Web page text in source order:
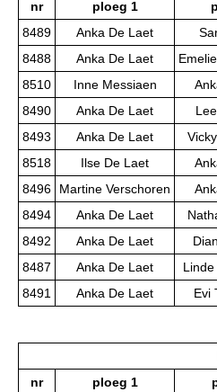
nr
ploeg 1
8489
Anka De Laet
8488
Anka De Laet
8510
Inne Messiaen
8490
Anka De Laet
8493
Anka De Laet
8518
Ilse De Laet
8496
Martine Verschoren
8494
Anka De Laet
8492
Anka De Laet
8487
Anka De Laet
8491
Anka De Laet Evi
nr
ploeg 1